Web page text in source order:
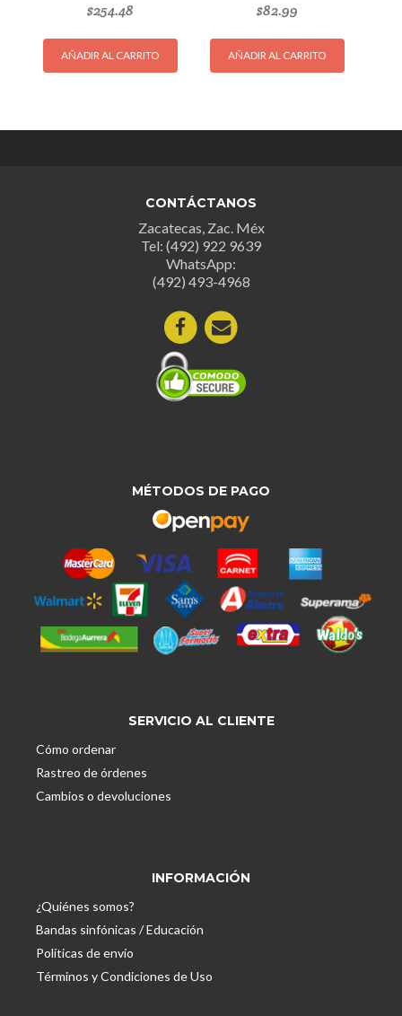
$254.48
AÑADIR AL CARRITO
$82.99
AÑADIR AL CARRITO
CONTÁCTANOS
Zacatecas, Zac. Méx
Tel: (492) 922 9639
WhatsApp:
(492) 493-4968
MÉTODOS DE PAGO
SERVICIO AL CLIENTE
Cómo ordenar
Rastreo de órdenes
Cambios o devoluciones
INFORMACIÓN
¿Quiénes somos?
Bandas sinfónicas / Educación
Políticas de envío
Términos y Condiciones de Uso